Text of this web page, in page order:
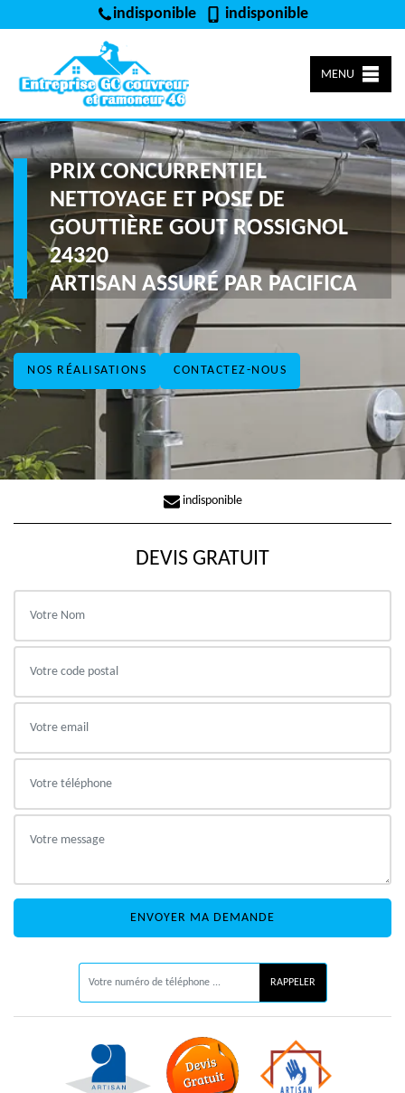
indisponible indisponible
MENU
NOS RÉALISATIONS CONTACTEZ-NOUS
PRIX CONCURRENTIEL
NETTOYAGE ET POSE DE
GOUTTIÈRE GOUT ROSSIGNOL
24320
ARTISAN ASSURÉ PAR PACIFICA
indisponible
DEVIS GRATUIT